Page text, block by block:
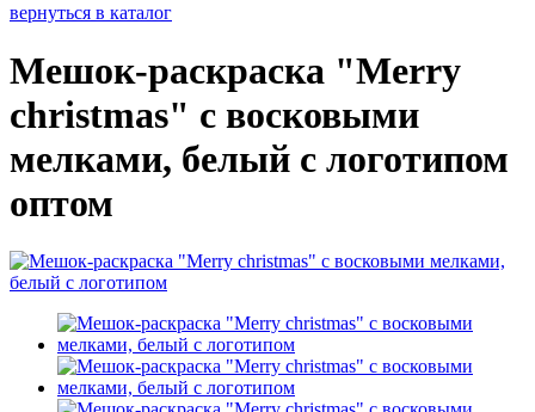
вернуться в каталог
Мешок-раскраска "Merry
christmas" с восковыми
мелками, белый с логотипом
оптом